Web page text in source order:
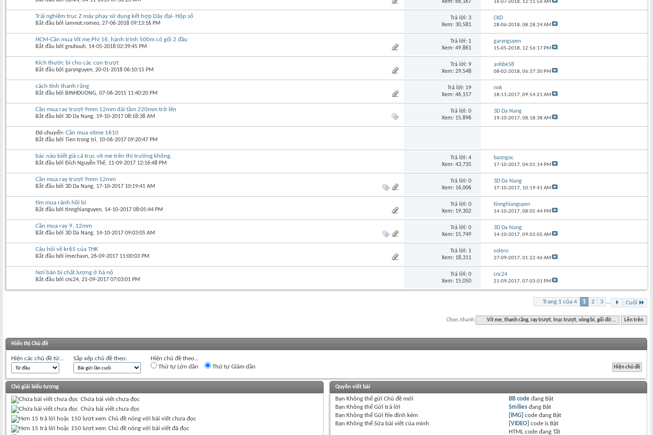
Xem: 66,167 16-07-2018, 12:11:56 AM
Trải nghiệm trục Z máy phay sử dụng kết hợp Dây đai- Hộp số
Bắt đầu bởi iamnot.romeo‎, 27-06-2018 09:13:16 PM
Trả lời: 3
Xem: 30,581
CKD
28-06-2018,08:28:24 AM
HCM-Cần mua Vít me Phi 16, hành trình 500m có gối 2 đầu
Bắt đầu bởi gnuhuuh‎, 14-05-2018 02:39:45 PM
Trả lời: 1
Xem: 49,861
garynguyen
15-05-2018, 12:56:17 PM
Kích thước bi cho các con trượt
Bắt đầu bởi garynguyen‎, 20-01-2018 06:10:15 PM
Trả lời: 9
Xem: 29,548
anhbe58
08-02-2018,06:37:30 PM
cách tính thanh răng
Bắt đầu bởi BINHDUONG‎, 07-06-2015 11:40:20 PM
Trả lời: 19
Xem: 46,157
nnk
18-11-2017,09:54:21 AM
Cần mua ray trượt 9mm 12mm dài tầm 220mm trở lên
Bắt đầu bởi 3D Da Nang‎, 19-10-2017 08:18:38 AM
Trả lời: 0
Xem: 15,896
3D Da Nang
19-10-2017,08:18:38 AM
Đã chuyển: Cần mua vitme 1610
Bắt đầu bởi Tien trong tri‎, 10-06-2017 09:20:47 PM
bác nào biết giá cả trục vít me trên thị trường không.
Bắt đầu bởi Đích Nguyễn Thế‎, 11-09-2017 12:16:48 PM
Trả lời: 4
Xem: 43,735
baongoc
17-10-2017,04:01:14 PM
Cần mua ray trượt 9mm 12mm
Bắt đầu bởi 3D Da Nang‎, 17-10-2017 10:19:41 AM
Trả lời: 0
Xem: 16,006
3D Da Nang
17-10-2017, 10:19:41 AM
tìm mua rãnh hồi bi
Bắt đầu bởi tinnghianguyen‎, 14-10-2017 08:05:44 PM
Trả lời: 0
Xem: 19,302
tinnghianguyen
14-10-2017,08:05:44 PM
Cần mua ray 9, 12mm
Bắt đầu bởi 3D Da Nang‎, 14-10-2017 09:03:05 AM
Trả lời: 0
Xem: 15,749
3D Da Nang
14-10-2017,09:03:05 AM
Câu hỏi về kr65 của THK
Bắt đầu bởi imechavn‎, 26-09-2017 11:00:03 PM
Trả lời: 1
Xem: 18,311
solero
27-09-2017,01:22:46 AM
Nơi bán bi chất lượng ở hà nộ
Bắt đầu bởi cnc24‎, 21-09-2017 07:03:01 PM
Trả lời: 0
Xem: 15,050
cnc24
21-09-2017,07:03:01 PM
Trang 1 của 4 1 2 3 ... Cuối
Chọn nhanh Vít me, thanh răng, ray trượt, trục trượt, vòng bi, gối đở... Lên trên
Hiển thị Chủ đề
Hiện các chủ đề từ... Sắp xếp chủ đề theo:
Hiện chủ đề theo...
Thứ tự Lớn dần
Thứ tự Giảm dần
Chú giải biểu tượng
Chứa bài viết chưa đọc
Chứa bài viết chưa đọc
Chủ đề nóng với bài viết chưa đọc
Chủ đề nóng với bài viết đã đọc
Quyền viết bài
Bạn Không thểgửi Chủ đề mới
Bạn Không thểGửi trả lời
Bạn Không thểGửi file đính kèm
Bạn Không thểSửa bài viết của mình
BB code đang Bật
Smilies đang Bật
[IMG] code đang Bật
[VIDEO] code is Bật
HTML code đangTắt